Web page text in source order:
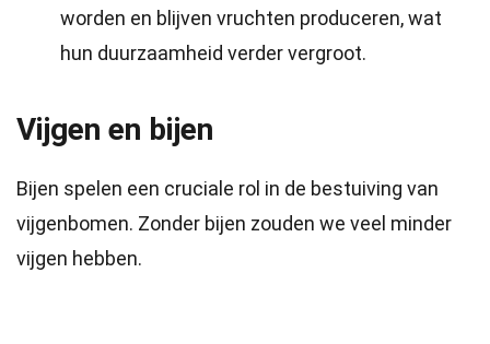
worden en blijven vruchten produceren, wat
hun duurzaamheid verder vergroot.
Vijgen en bijen
Bijen spelen een cruciale rol in de bestuiving van
vijgenbomen. Zonder bijen zouden we veel minder
vijgen hebben.